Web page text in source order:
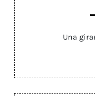
Una